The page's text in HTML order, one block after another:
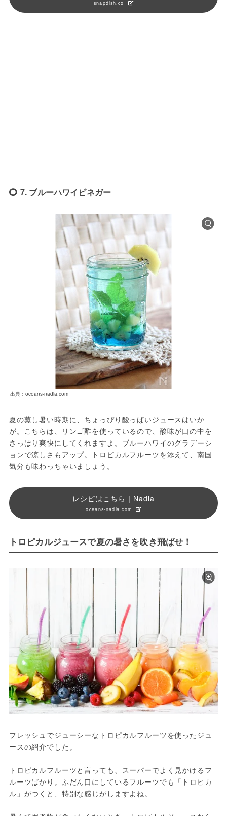
snapdish.co
7. ブルーハワイビネガー
出典：oceans-nadia.com
夏の蒸し暑い時期に、ちょっぴり酸っぱいジュースはいか
が。こちらは、リンゴ酢を使っているので、酸味が口の中を
さっぱり爽快にしてくれますよ。ブルーハワイのグラデーシ
ョンで涼しさもアップ。トロピカルフルーツを添えて、南国
気分も味わっちゃいましょう。
レシピはこちら｜Nadia
oceans-nadia.com
トロピカルジュースで夏の暑さを吹き飛ばせ！
フレッシュでジューシーなトロピカルフルーツを使ったジュ
ースの紹介でした。
トロピカルフルーツと言っても、スーパーでよく見かけるフ
ルーツばかり。ふだん口にしているフルーツでも「トロピカ
ル」がつくと、特別な感じがしますよね。